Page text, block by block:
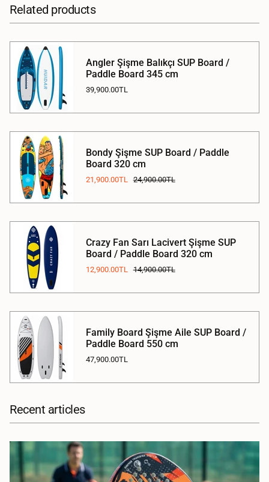
Related products
Angler Şişme Balıkçı SUP Board /
Paddle Board 345 cm
39,900.00TL
Bondy Şişme SUP Board / Paddle
Board 320 cm
21,900.00TL 24,900.00TL
Crazy Fan Sarı Lacivert Şişme SUP
Board / Paddle Board 320 cm
12,900.00TL 14,900.00TL
Family Board Şişme Aile SUP Board /
Paddle Board 550 cm
47,900.00TL
Recent articles